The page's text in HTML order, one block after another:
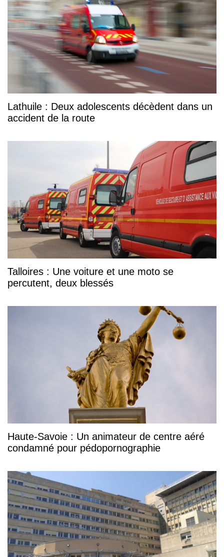
Lathuile : Deux adolescents décèdent dans un
accident de la route
Talloires : Une voiture et une moto se
percutent, deux blessés
Haute-Savoie : Un animateur de centre aéré
condamné pour pédopornographie